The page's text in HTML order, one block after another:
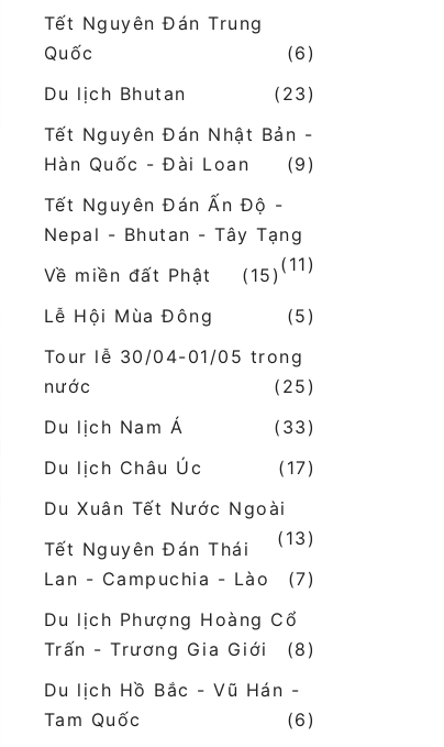
Tết Nguyên Đán Trung
Quốc
(6)
Du lịch Bhutan
(23)
Tết Nguyên Đán Nhật Bản -
Hàn Quốc - Đài Loan
(9)
Tết Nguyên Đán Ấn Độ -
Nepal - Bhutan - Tây Tạng
(11)
Về miền đất Phật
(15)
Lễ Hội Mùa Đông
(5)
Tour lễ 30/04-01/05 trong
nước
(25)
Du lịch Nam Á
(33)
Du lịch Châu Úc
(17)
Du Xuân Tết Nước Ngoài
(13)
Tết Nguyên Đán Thái
Lan - Campuchia - Lào
(7)
Du lịch Phượng Hoàng Cổ
Trấn - Trương Gia Giới
(8)
Du lịch Hồ Bắc - Vũ Hán -
Tam Quốc
(6)